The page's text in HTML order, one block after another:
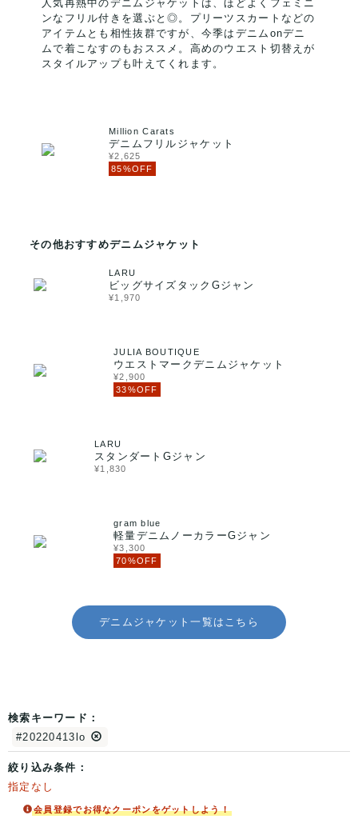
人気再熱中のデニムジャケットは、ほどよくフェミニ
ンなフリル付きを選ぶと◎。プリーツスカートなどの
アイテムとも相性抜群ですが、今季はデニムonデニ
ムで着こなすのもおススメ。高めのウエスト切替えが
スタイルアップも叶えてくれます。
Million Carats
デニムフリルジャケット
¥2,625
85%OFF
その他おすすめデニムジャケット
LARU
ビッグサイズタックGジャン
¥1,970
JULIA BOUTIQUE
ウエストマークデニムジャケット
¥2,900
33%OFF
LARU
スタンダートGジャン
¥1,830
gram blue
軽量デニムノーカラーGジャン
¥3,300
70%OFF
デニムジャケット一覧はこちら
検索キーワード：
#20220413lo
絞り込み条件：
指定なし
会員登録でお得なクーポンをゲットしよう！